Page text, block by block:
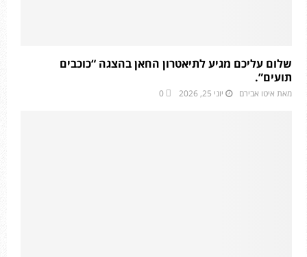
שלום עליכם מגיע לתיאטרון החאן בהצגה “כוכבים
תועים”.
מאת איטו אבירם יוני 25, 2026 0